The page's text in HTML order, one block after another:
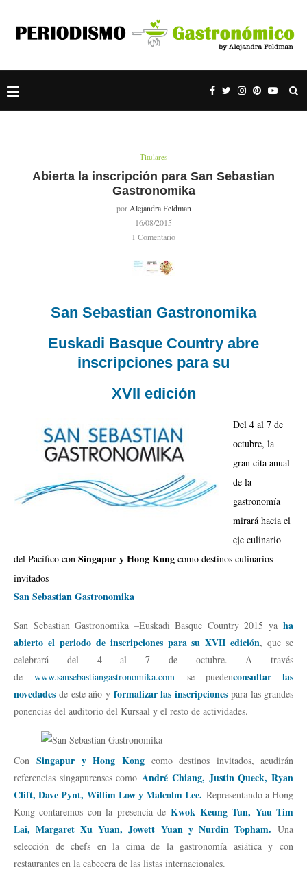
Titulares
Abierta la inscripción para San Sebastian
Gastronomika
por Alejandra Feldman
16/08/2015
1 Comentario
San Sebastian Gastronomika
Euskadi Basque Country abre
inscripciones para su
XVII edición
Del 4 al 7 de
octubre, la
gran cita anual
de la
gastronomía
mirará hacia el
eje culinario
del Pacífico con Singapur y Hong Kong como destinos culinarios
invitados
San Sebastian Gastronomika
San Sebastian Gastronomika –Euskadi Basque Country 2015 ya ha
abierto el periodo de inscripciones para su XVII edición, que se
celebrará del 4 al 7 de octubre. A través
dewww.sansebastiangastronomika.com se puedenconsultar las
novedades de este año y formalizar las inscripcionespara las grandes
ponencias del auditorio del Kursaal y el resto de actividades.
ConSingapur y Hong Kongcomo destinos invitados, acudirán
referencias singapurenses comoAndré Chiang, Justin Queck, Ryan
Clift, Dave Pynt, Willim Low y Malcolm Lee. Representando a Hong
Kong contaremos con la presencia deKwok Keung Tun, Yau Tim
Lai, Margaret Xu Yuan, Jowett Yuan y Nurdin Topham. Una
selección de chefs en la cima de la gastronomía asiática y con
restaurantes en la cabecera de las listas internacionales.